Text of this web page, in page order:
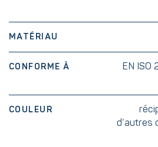
MATÉRIAU
CONFORME À
EN ISO
COULEUR
d’autres